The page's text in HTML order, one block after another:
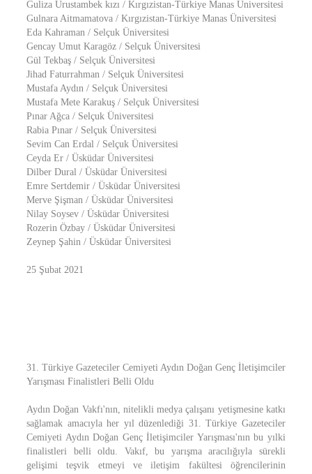
Guliza Urustambek kızı / Kırgızistan-Türkiye Manas Üniversitesi
Gulnara Aitmamatova / Kırgızistan-Türkiye Manas Üniversitesi
Eda Kahraman / Selçuk Üniversitesi
Gencay Umut Karagöz / Selçuk Üniversitesi
Gül Tekbaş / Selçuk Üniversitesi
Jihad Faturrahman / Selçuk Üniversitesi
Mustafa Aydın / Selçuk Üniversitesi
Mustafa Mete Karakuş / Selçuk Üniversitesi
Pınar Ağca / Selçuk Üniversitesi
Rabia Pınar / Selçuk Üniversitesi
Sevim Can Erdal / Selçuk Üniversitesi
Ceyda Er / Üsküdar Üniversitesi
Dilber Dural / Üsküdar Üniversitesi
Emre Sertdemir / Üsküdar Üniversitesi
Merve Şişman / Üsküdar Üniversitesi
Nilay Soysev / Üsküdar Üniversitesi
Rozerin Özbay / Üsküdar Üniversitesi
Zeynep Şahin / Üsküdar Üniversitesi
25 Şubat 2021
31. Türkiye Gazeteciler Cemiyeti Aydın Doğan Genç İletişimciler
Yarışması Finalistleri Belli Oldu
Aydın Doğan Vakfı'nın, nitelikli medya çalışanı yetişmesine katkı
sağlamak amacıyla her yıl düzenlediği 31. Türkiye Gazeteciler
Cemiyeti Aydın Doğan Genç İletişimciler Yarışması'nın bu yılki
finalistleri belli oldu. Vakıf, bu yarışma aracılığıyla sürekli
gelişimi teşvik etmeyi ve iletişim fakültesi öğrencilerinin